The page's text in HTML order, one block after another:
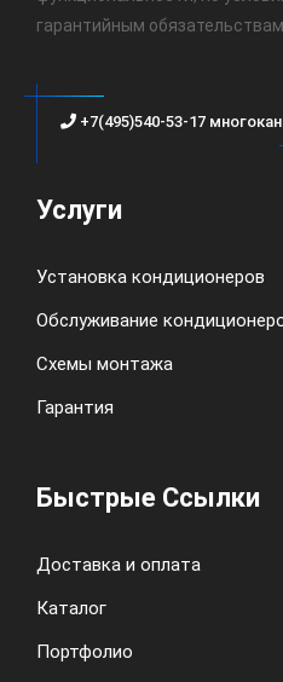
гарантийным обязательствам.
+7(495)540-53-17
Услуги
Установка кондиционеров
Обслуживание
Схемы монтажа
Гарантия
Быстрые Ссылки
Доставка и оплата
Каталог
Портфолио